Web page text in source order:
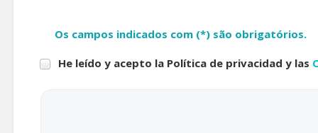
Os campos indicados com (*) são obrigatórios.
He leído y acepto la Política de privacidad y las